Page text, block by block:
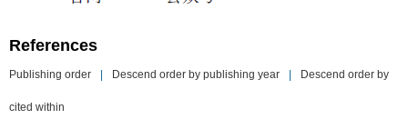
References
Publishing order | Descend order by publishing year | Descend order by
cited within